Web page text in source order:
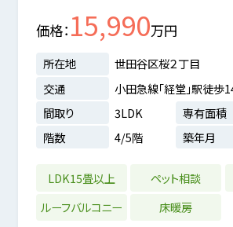
価格 15,990万円
所在地
世田谷区桜２丁目
交通
小田急線「経堂」駅徒歩
間取り
3LDK 専有面積
階数
4/5階 築年月
LDK15畳以上 ペット相談
ルーフバルコニー
床暖房